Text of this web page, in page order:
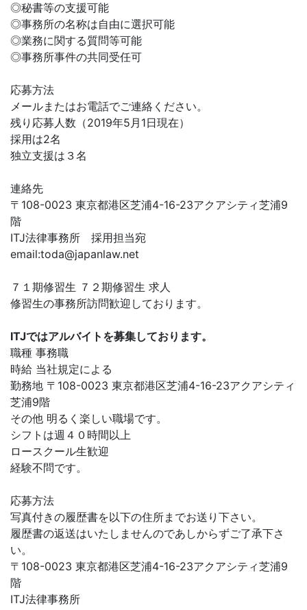
◎秘書等の支援可能
◎事務所の名称は自由に選択可能
◎業務に関する質問等可能
◎事務所事件の共同受任可
応募方法
メールまたはお電話でご連絡ください。
残り応募人数（2019年5月1日現在）
採用は2名
独立支援は３名
連絡先
〒108-0023 東京都港区芝浦4-16-23アクアシティ芝浦9
階
ITJ法律事務所 採用担当宛
email:toda@japanlaw.net
７１期修習生 ７２期修習生 求人
修習生の事務所訪問歓迎しております。
ITJではアルバイトを募集しております。
職種 事務職
時給 当社規定による
勤務地 〒108-0023 東京都港区芝浦4-16-23アクアシティ
芝浦9階
その他 明るく楽しい職場です。
シフトは週４０時間以上
ロースクール生歓迎
経験不問です。
応募方法
写真付きの履歴書を以下の住所までお送り下さい。
履歴書の返送はいたしませんのであしからずご了承下さ
い。
〒108-0023 東京都港区芝浦4-16-23アクアシティ芝浦9
階
ITJ法律事務所